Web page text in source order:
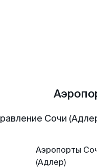
Сочи
Аэропорты
(Адлер)